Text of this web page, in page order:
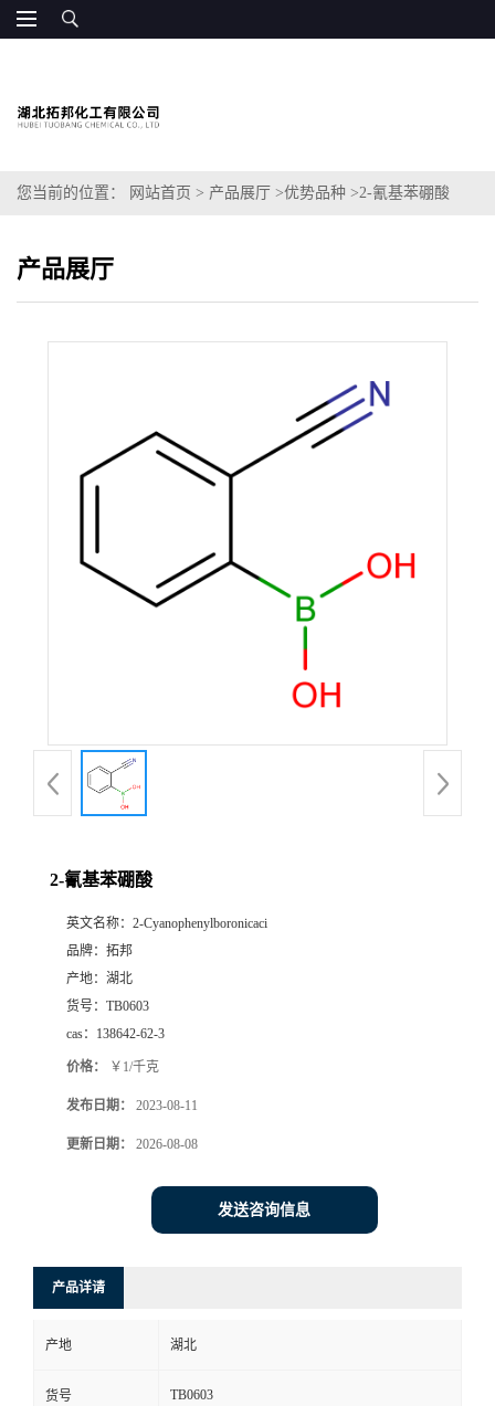
您当前的位置： 网站首页 > 产品展厅 >优势品种 >2-氰基苯硼酸
产品展厅
2-氰基苯硼酸
英文名称： 2-Cyanophenylboronicaci
品牌： 拓邦
产地： 湖北
货号： TB0603
cas： 138642-62-3
价格： ￥1/千克
发布日期： 2023-08-11
更新日期： 2026-08-08
发送咨询信息
产品详请
产地 湖北
货号 TB0603